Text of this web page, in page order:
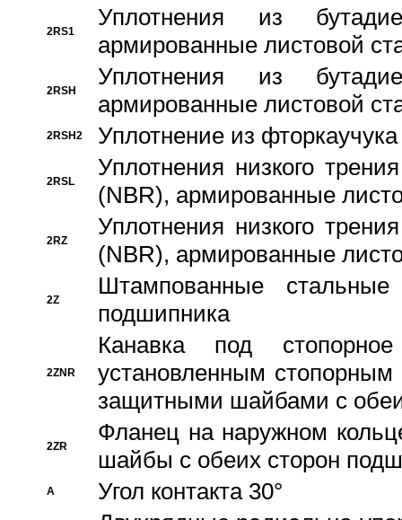
2RS1
Уплотнения из
армированные листовой
2RSH
Уплотнения из
армированные листовой
2RSH2 Уплотнение из
2RSL
Уплотнения низкого
(NBR), армированные
2RZ
Уплотнения низкого
(NBR), армированные
2Z
Штампованные
подшипника
2ZNR
Канавка под
установленным
защитными шайбами с
2ZR
Фланец на наружном
шайбы с обеих сторон
A
Угол контакта 30°